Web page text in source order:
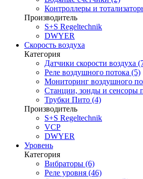
Контроллеры и
Производитель
S+S Regeltechnik
DWYER
Скорость воздуха
Категория
Датчики скорости воздуха
Реле воздушного потока (5)
Мониторинг воздушного
Станции, зонды и сенсоры
Трубки Пито (4)
Производитель
S+S Regeltechnik
VCP
DWYER
Уровень
Категория
Вибраторы (6)
Реле уровня (46)